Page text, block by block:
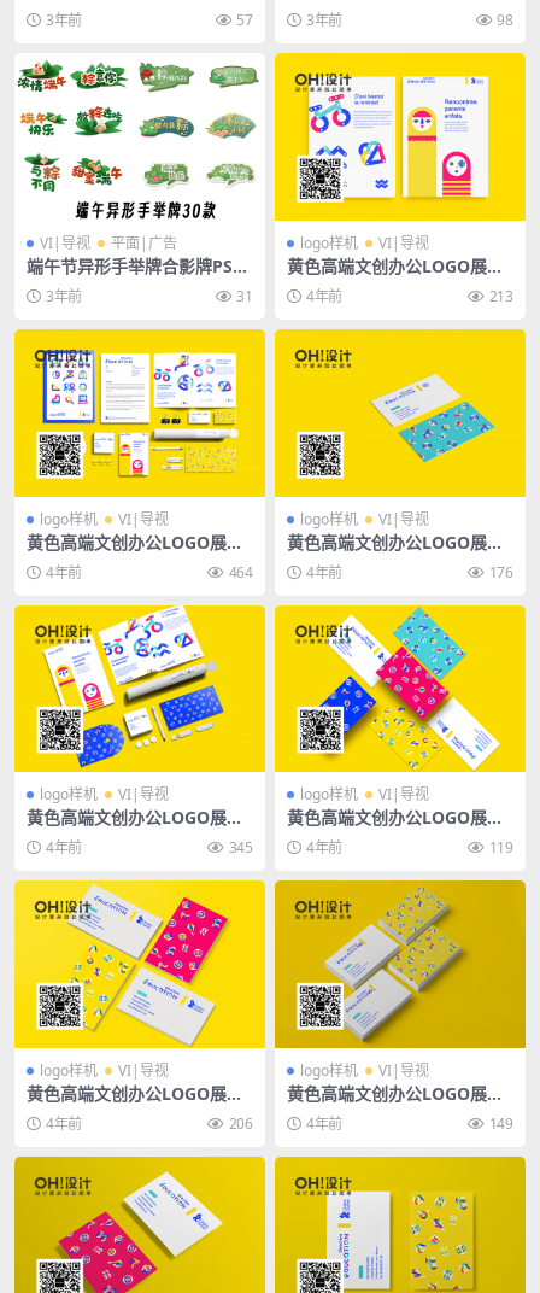
矢量AI素材30款
3年前 57
矢量AI素材30款
3年前 98
VI|导视 平面|广告
端午节异形手举牌合影牌PSD
矢量AI素材30款
3年前 31
logo样机 VI|导视
黄色高端文创办公LOGO展会
VI品牌抱枕手提袋名片书籍服
饰广告PSD样机
4年前 213
logo样机 VI|导视
黄色高端文创办公LOGO展会
VI品牌抱枕手提袋名片书籍服
饰广告PSD样机
4年前 464
logo样机 VI|导视
黄色高端文创办公LOGO展会
VI品牌抱枕手提袋名片书籍服
饰广告PSD样机
4年前 176
logo样机 VI|导视
黄色高端文创办公LOGO展会
VI品牌抱枕手提袋名片书籍服
饰广告PSD样机
4年前 345
logo样机 VI|导视
黄色高端文创办公LOGO展会
VI品牌抱枕手提袋名片书籍服
饰广告PSD样机
4年前 119
logo样机 VI|导视
黄色高端文创办公LOGO展会
VI品牌抱枕手提袋名片书籍服
饰广告PSD样机
4年前 206
logo样机 VI|导视
黄色高端文创办公LOGO展会
VI品牌抱枕手提袋名片书籍服
饰广告PSD样机
4年前 149